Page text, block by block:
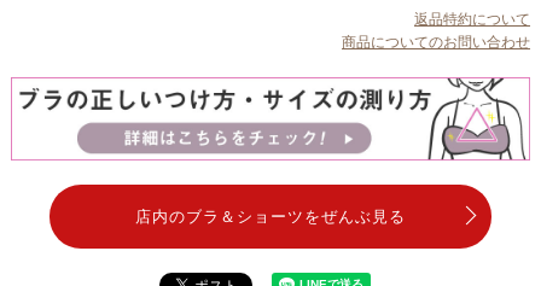
返品特約について
商品についてのお問い合わせ
店内のブラ＆ショーツをぜんぶ見る